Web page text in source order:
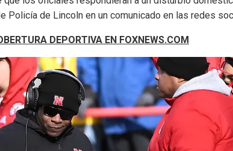
Policía de Lincoln en un comunicado en las redes
DEPORTIVA EN FOXNEWS.COM